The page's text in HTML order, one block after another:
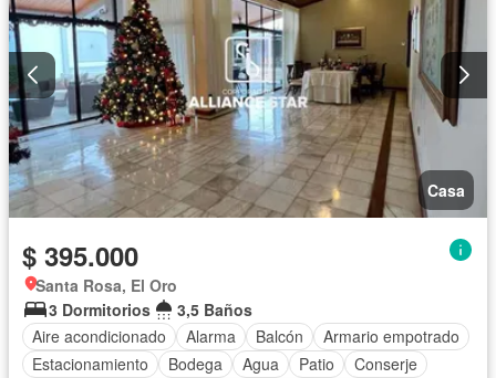
Garita de guardianía
Seguridad
Wifi
Parcialmente amoblado
Casa
$ 395.000
Santa Rosa, El Oro
3 Dormitorios
3,5 Baños
Aire acondicionado
Alarma Balcón
Armario empotrado
Estacionamiento
Bodega Agua Patio
Conserje